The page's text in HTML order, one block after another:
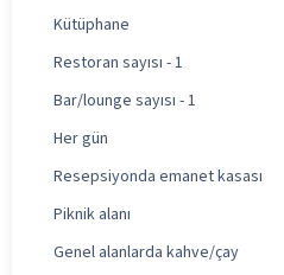
Kütüphane
Restoran sayısı - 1
Bar/lounge sayısı - 1
Her gün
Resepsiyonda emanet kasası
Piknik alanı
Genel alanlarda kahve/çay